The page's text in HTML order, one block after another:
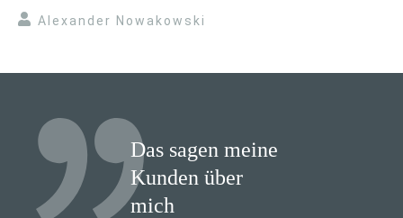
Alexander Nowakowski
Das sagen meine
Kunden über
mich